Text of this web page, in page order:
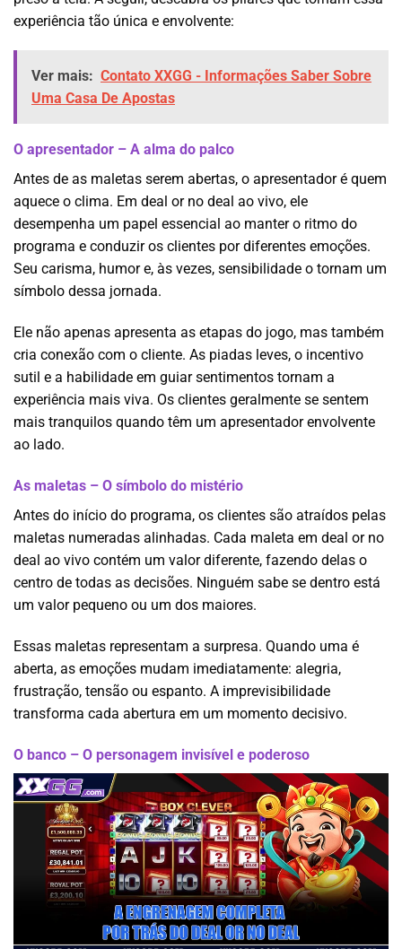
experiência tão única e envolvente:
Ver mais: Contato XXGG - Informações Saber Sobre
Uma Casa De Apostas
O apresentador – A alma do palco
Antes de as maletas serem abertas, o apresentador é quem
aquece o clima. Em deal or no deal ao vivo, ele
desempenha um papel essencial ao manter o ritmo do
programa e conduzir os clientes por diferentes emoções.
Seu carisma, humor e, às vezes, sensibilidade o tornam um
símbolo dessa jornada.
Ele não apenas apresenta as etapas do jogo, mas também
cria conexão com o cliente. As piadas leves, o incentivo
sutil e a habilidade em guiar sentimentos tornam a
experiência mais viva. Os clientes geralmente se sentem
mais tranquilos quando têm um apresentador envolvente
ao lado.
As maletas – O símbolo do mistério
Antes do início do programa, os clientes são atraídos pelas
maletas numeradas alinhadas. Cada maleta em deal or no
deal ao vivo contém um valor diferente, fazendo delas o
centro de todas as decisões. Ninguém sabe se dentro está
um valor pequeno ou um dos maiores.
Essas maletas representam a surpresa. Quando uma é
aberta, as emoções mudam imediatamente: alegria,
frustração, tensão ou espanto. A imprevisibilidade
transforma cada abertura em um momento decisivo.
O banco – O personagem invisível e poderoso